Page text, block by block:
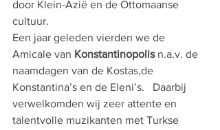
door Klein-Azië en de Ottomaanse
cultuur.
Een jaar geleden vierden we de
Amicale van Konstantinopolis n.a.v. de
naamdagen van de Kostas,de
Konstantina’s en de Eleni’s.   Daarbij
verwelkomden wij zeer attente en
talentvolle muzikanten met Turkse